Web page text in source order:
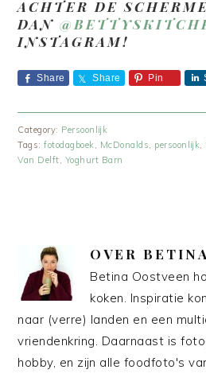
ACHTER DE
DAN
INSTAGRAM!
Share Share Pin
Category: Persoonlijk
Tags:fotodagboek, McDonalds, persoonlijk,
Van Delft, Yoghurt Barn
OVER
Betina Oostveen
koken. Inspiratie
naar (verre) landen en een
vriendenkring. Daarnaast is
hobby, en zijn alle foodfoto's